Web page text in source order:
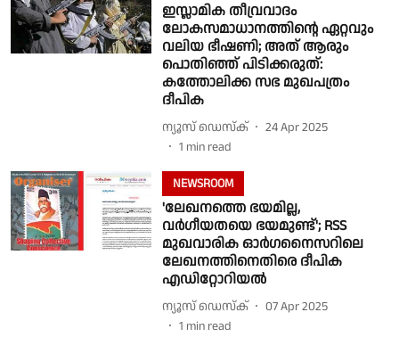
ഇസ്ലാമിക തീവ്രവാദം
ലോകസമാധാനത്തിൻ്റെ ഏറ്റവും
വലിയ ഭീഷണി; അത് ആരും
പൊതിഞ്ഞ് പിടിക്കരുത്:
കത്തോലിക്ക സഭ മുഖപത്രം
ദീപിക
ന്യൂസ് ഡെസ്ക്
24 Apr 2025
1 min read
NEWSROOM
'ലേഖനത്തെ ഭയമില്ല,
വർഗീയതയെ ഭയമുണ്ട്'; RSS
മുഖവാരിക ഓർഗനൈസറിലെ
ലേഖനത്തിനെതിരെ ദീപിക
എഡിറ്റോറിയൽ
ന്യൂസ് ഡെസ്ക്
07 Apr 2025
1 min read